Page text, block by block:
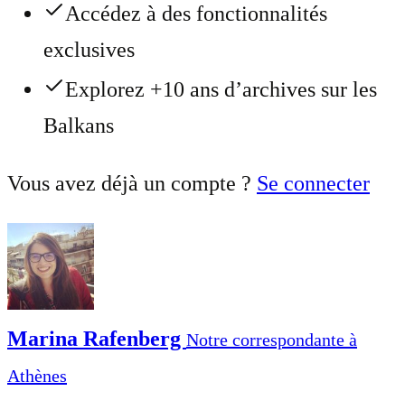
Accédez à des fonctionnalités
exclusives
Explorez +10 ans d’archives sur les
Balkans
Vous avez déjà un compte ? Se connecter
Marina Rafenberg Notre correspondante à
Athènes